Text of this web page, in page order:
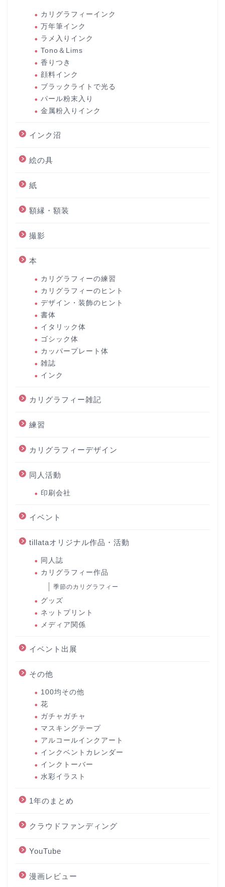
カリグラフィーインク
万年筆インク
ラメ入りインク
Tono＆Lims
香りつき
顔料インク
ブラックライトで光る
パール粉末入り
金属粉入りインク
インク沼
絵の具
紙
額縁・額装
撮影
本
カリグラフィーの練習
カリグラフィーのヒント
デザイン・装飾のヒント
書体
イタリック体
ゴシック体
カッパープレート体
雑誌
インク
カリグラフィー雑記
練習
カリグラフィーデザイン
同人活動
印刷会社
イベント
tillataオリジナル作品・活動
同人誌
カリグラフィー作品
季節のカリグラフィー
グッズ
ネットプリント
メディア関係
イベント出展
その他
100均その他
花
ガチャガチャ
マスキングテープ
アルコールインクアート
インクベントカレンダー
インクトーバー
水彩イラスト
1年のまとめ
クラウドファンディング
YouTube
漫画レビュー